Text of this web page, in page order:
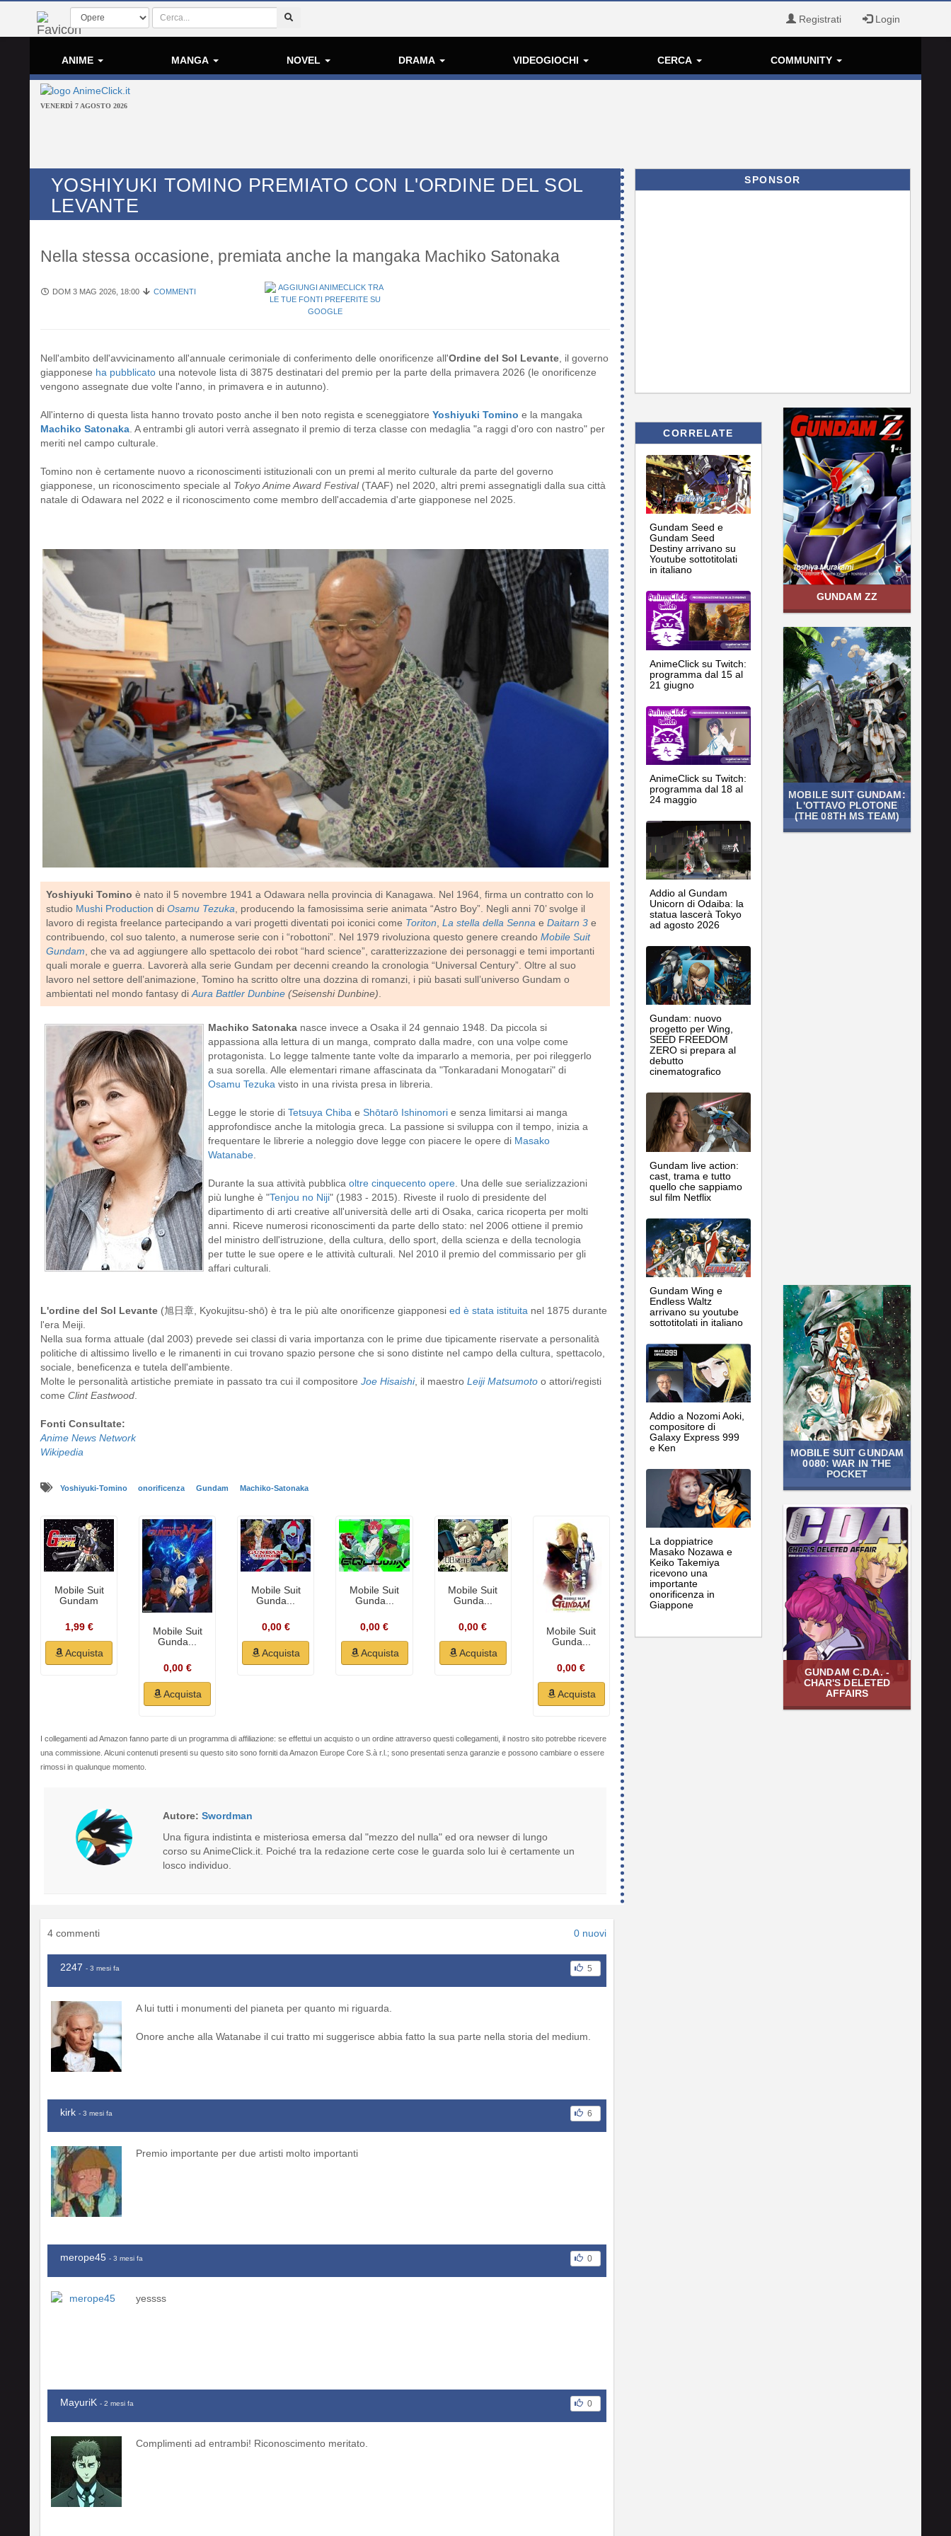
Registrati Login
ANIME MANGA NOVEL DRAMA VIDEOGIOCHI CERCA COMMUNITY
VENERDÌ 7 AGOSTO 2026
YOSHIYUKI TOMINO PREMIATO CON L'ORDINE DEL SOL
LEVANTE
Nella stessa occasione, premiata anche la mangaka Machiko Satonaka
DOM 3 MAG 2026, 18:00 COMMENTI
Nell'ambito dell'avvicinamento all'annuale cerimoniale di conferimento delle onorificenze all'Ordine del Sol Levante , il governo
giapponese ha pubblicato una notevole lista di 3875 destinatari del premio per la parte della primavera 2026 (le onorificenze
vengono assegnate due volte l'anno, in primavera e in autunno).
All'interno di questa lista hanno trovato posto anche il ben noto regista e sceneggiatore Yoshiyuki Tomino e la mangaka
Machiko Satonaka . A entrambi gli autori verrà assegnato il premio di terza classe con medaglia "a raggi d'oro con nastro" per
meriti nel campo culturale.
Tomino non è certamente nuovo a riconoscimenti istituzionali con un premi al merito culturale da parte del governo
giapponese, un riconoscimento speciale al Tokyo Anime Award Festival(TAAF) nel 2020, altri premi assegnatigli dalla sua città
natale di Odawara nel 2022 e il riconoscimento come membro dell'accademia d'arte giapponese nel 2025.
Yoshiyuki Tomino è nato il 5 novembre 1941 a Odawara nella provincia di Kanagawa. Nel 1964, firma un contratto con lo
studio Mushi Production di Osamu Tezuka , producendo la famosissima serie animata “Astro Boy”. Negli anni 70’ svolge il
lavoro di regista freelance partecipando a vari progetti diventati poi iconici come Toriton La stella della Senna e Daitarn 3 e
contribuendo, col suo talento, a numerose serie con i “robottoni”. Nel 1979 rivoluziona questo genere creando Mobile Suit
Gundam , che va ad aggiungere allo spettacolo dei robot “hard science”, caratterizzazione dei personaggi e temi importanti
quali morale e guerra. Lavorerà alla serie Gundam per decenni creando la cronologia “Universal Century”. Oltre al suo
lavoro nel settore dell’animazione, Tomino ha scritto oltre una dozzina di romanzi, i più basati sull’universo Gundam o
ambientati nel mondo fantasy di Aura Battler Dunbine (Seisenshi Dunbine)
Machiko Satonaka nasce invece a Osaka il 24 gennaio 1948. Da piccola si
appassiona alla lettura di un manga, comprato dalla madre, con una volpe come
protagonista. Lo legge talmente tante volte da impararlo a memoria, per poi rileggerlo
a sua sorella. Alle elementari rimane affascinata da "Tonkaradani Monogatari" di
Osamu Tezuka visto in una rivista presa in libreria.
Legge le storie di Tetsuya Chiba e Shōtarō Ishinomori e senza limitarsi ai manga
approfondisce anche la mitologia greca. La passione si sviluppa con il tempo, inizia a
frequentare le librerie a noleggio dove legge con piacere le opere di Masako
Watanabe
Durante la sua attività pubblica oltre cinquecento opere . Una delle sue serializzazioni
più lunghe è "Tenjou no Niji" (1983 - 2015). Riveste il ruolo di presidente del
dipartimento di arti creative all'università delle arti di Osaka, carica ricoperta per molti
anni. Riceve numerosi riconoscimenti da parte dello stato: nel 2006 ottiene il premio
del ministro dell'istruzione, della cultura, dello sport, della scienza e della tecnologia
per tutte le sue opere e le attività culturali. Nel 2010 il premio del commissario per gli
affari culturali.
L'ordine del Sol Levante (旭日章, Kyokujitsu-shō) è tra le più alte onorificenze giapponesi ed è stata istituita nel 1875 durante
l'era Meiji.
Nella sua forma attuale (dal 2003) prevede sei classi di varia importanza con le prime due tipicamente riservate a personalità
politiche di altissimo livello e le rimanenti in cui trovano spazio persone che si sono distinte nel campo della cultura, spettacolo,
sociale, beneficenza e tutela dell'ambiente.
Molte le personalità artistiche premiate in passato tra cui il compositore Joe Hisaishi, il maestro Leiji Matsumoto o attori/registi
come Clint Eastwood
Fonti Consultate:
Anime News Network
Wikipedia
Yoshiyuki-Tomino onorificenza Gundam Machiko-Satonaka
Mobile Suit
Gundam
1,99 €
Acquista
Mobile Suit
Gunda...
0,00 €
Acquista
Mobile Suit
Gunda...
0,00 €
Acquista
Mobile Suit
Gunda...
0,00 €
Acquista
Mobile Suit
Gunda...
0,00 €
Acquista
Mobile Suit
Gunda...
0,00 €
Acquista
I collegamenti ad Amazon fanno parte di un programma di affiliazione: se effettui un acquisto o un ordine attraverso questi collegamenti, il nostro sito potrebbe ricevere
una commissione. Alcuni contenuti presenti su questo sito sono forniti da Amazon Europe Core S.à r.l.; sono presentati senza garanzie e possono cambiare o essere
rimossi in qualunque momento.
Autore: Swordman
Una figura indistinta e misteriosa emersa dal "mezzo del nulla" ed ora newser di lungo
corso su AnimeClick.it. Poiché tra la redazione certe cose le guarda solo lui è certamente un
losco individuo.
4 commenti 0 nuovi
2247 - 3 mesi fa 5
A lui tutti i monumenti del pianeta per quanto mi riguarda.
Onore anche alla Watanabe il cui tratto mi suggerisce abbia fatto la sua parte nella storia del medium.
kirk - 3 mesi fa 6
Premio importante per due artisti molto importanti
merope45 - 3 mesi fa 0
yessss
MayuriK - 2 mesi fa 0
Complimenti ad entrambi! Riconoscimento meritato.
SPONSOR
CORRELATE
Gundam Seed e
Gundam Seed
Destiny arrivano su
Youtube sottotitolati
in italiano
AnimeClick su Twitch:
programma dal 15 al
21 giugno
AnimeClick su Twitch:
programma dal 18 al
24 maggio
Addio al Gundam
Unicorn di Odaiba: la
statua lascerà Tokyo
ad agosto 2026
Gundam: nuovo
progetto per Wing,
SEED FREEDOM
ZERO si prepara al
debutto
cinematografico
Gundam live action:
cast, trama e tutto
quello che sappiamo
sul film Netflix
Gundam Wing e
Endless Waltz
arrivano su youtube
sottotitolati in italiano
Addio a Nozomi Aoki,
compositore di
Galaxy Express 999
e Ken
La doppiatrice
Masako Nozawa e
Keiko Takemiya
ricevono una
importante
onorificenza in
Giappone
GUNDAM ZZ
MOBILE SUIT GUNDAM:
L'OTTAVO PLOTONE
(THE 08TH MS TEAM)
MOBILE SUIT GUNDAM
0080: WAR IN THE
POCKET
GUNDAM C.D.A. -
CHAR'S DELETED
AFFAIRS